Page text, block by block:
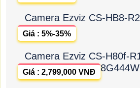
Camera Ezviz CS-HB8-
Giá : 5%-35%
Camera Ezviz CS-H80f-
Giá : 2,799,000 VNĐ